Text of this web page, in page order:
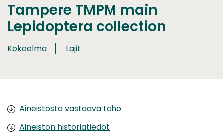
Tampere TMPM main
Lepidoptera collection
Kokoelma Lajit
Aineistosta vastaava taho
Aineiston historiatiedot